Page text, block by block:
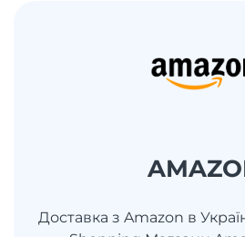
Доставка з Amazon в